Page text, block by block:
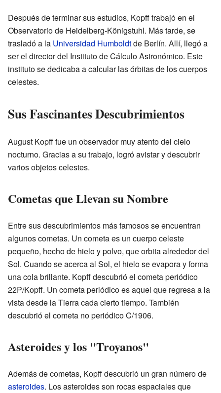
Después de terminar sus estudios, Kopff trabajó en el
Observatorio de Heidelberg-Königstuhl. Más tarde, se
trasladó a la Universidad Humboldtde Berlín. Allí, llegó a
ser el director del Instituto de Cálculo Astronómico. Este
instituto se dedicaba a calcular las órbitas de los cuerpos
celestes.
Sus Fascinantes Descubrimientos
August Kopff fue un observador muy atento del cielo
nocturno. Gracias a su trabajo, logró avistar y descubrir
varios objetos celestes.
Cometas que Llevan su Nombre
Entre sus descubrimientos más famosos se encuentran
algunos cometas. Un cometa es un cuerpo celeste
pequeño, hecho de hielo y polvo, que orbita alrededor del
Sol. Cuando se acerca al Sol, el hielo se evapora y forma
una cola brillante. Kopff descubrió el cometa periódico
22P/Kopff. Un cometa periódico es aquel que regresa a la
vista desde la Tierra cada cierto tiempo. También
descubrió el cometa no periódico C/1906.
Asteroides y los "Troyanos"
Además de cometas, Kopff descubrió un gran número de
asteroides. Los asteroides son rocas espaciales que